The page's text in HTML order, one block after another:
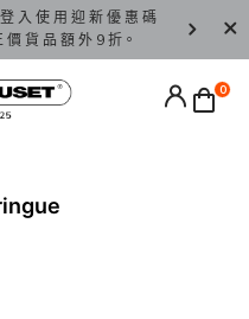
入 使 用 迎 新 優 惠 碼
價 貨 品 額 外 9 折。
香 港 / 澳
0